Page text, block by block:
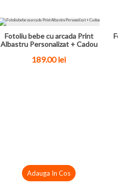
Fotoliu bebe cu arcada Print
Albastru Personalizat + Cadou
189.00 lei
Adauga In Cos